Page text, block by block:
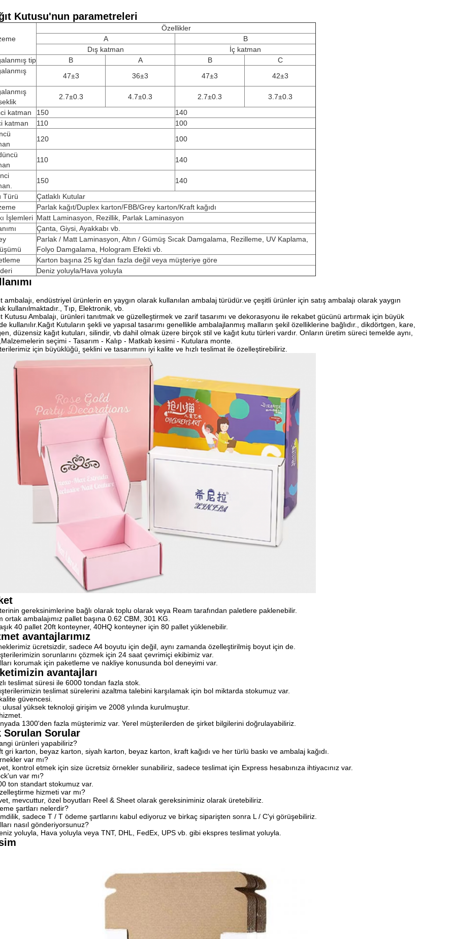
Kutusu'nun parametreleri
Özellikler
A
B
Dış katman
İç katman
tip
B A B
C
47±3 36±3 47±3
42±3
2.7±0.3 4.7±0.3 2.7±0.3
3.7±0.3
katman
150
140
katman
110
100
120
100
110
140
150
140
Türü
Çatlaklı Kutular
Parlak kağıt/Duplex karton/FBB/Grey karton/Kraft kağıdı
İşlemleri Matt Laminasyon, Rezillik, Parlak Laminasyon
Çanta, Giysi, Ayakkabı vb.
Parlak / Matt Laminasyon, Altın / Gümüş Sıcak Damgalama, Rezilleme, UV Kaplama,
Folyo Damgalama, Hologram Efekti vb.
Karton başına 25 kg'dan fazla değil veya müşteriye göre
Deniz yoluyla/Hava yoluyla
ambalajı, endüstriyel ürünlerin en yaygın olarak kullanılan ambalaj türüdür.ve çeşitli ürünler için satış ambalajı olarak yaygın
kullanılmaktadır., Tıp, Elektronik, vb.
Kutusu Ambalajı, ürünleri tanıtmak ve güzelleştirmek ve zarif tasarımı ve dekorasyonu ile rekabet gücünü artırmak için büyük
kullanılır.Kağıt Kutuların şekli ve yapısal tasarımı genellikle ambalajlanmış malların şekil özelliklerine bağlıdır., dikdörtgen, kare,
düzensiz kağıt kutuları, silindir, vb dahil olmak üzere birçok stil ve kağıt kutu türleri vardır. Onların üretim süreci temelde aynı,
seçimi - Tasarım - Kalıp - Matkab kesimi - Kutulara monte.
için büyüklüğü, şeklini ve tasarımını iyi kalite ve hızlı teslimat ile özelleştirebiliriz.
gereksinimlerine bağlı olarak toplu olarak veya Ream tarafından paletlere paklenebilir.
ortak ambalajımız pallet başına 0.62 CBM, 301 KG.
40 pallet 20ft konteyner, 40HQ konteyner için 80 pallet yüklenebilir.
avantajlarımız
ücretsizdir, sadece A4 boyutu için değil, aynı zamanda özelleştirilmiş boyut için de.
sorunlarını çözmek için 24 saat çevrimiçi ekibimiz var.
korumak için paketleme ve nakliye konusunda bol deneyimi var.
avantajları
teslimat süresi ile 6000 tondan fazla stok.
teslimat sürelerini azaltma talebini karşılamak için bol miktarda stokumuz var.
güvencesi.
ulusal yüksek teknoloji girişim ve 2008 yılında kurulmuştur.
1300'den fazla müşterimiz var. Yerel müşterilerden de şirket bilgilerini doğrulayabiliriz.
Sorulan Sorular
ürünleri yapabiliriz?
gri karton, beyaz karton, siyah karton, beyaz karton, kraft kağıdı ve her türlü baskı ve ambalaj kağıdı.
var mı?
kontrol etmek için size ücretsiz örnekler sunabiliriz, sadece teslimat için Express hesabınıza ihtiyacınız var.
var mı?
ton standart stokumuz var.
hizmeti var mı?
mevcuttur, özel boyutları Reel & Sheet olarak gereksiniminiz olarak üretebiliriz.
şartları nelerdir?
sadece T / T ödeme şartlarını kabul ediyoruz ve birkaç siparişten sonra L / C'yi görüşebiliriz.
nasıl gönderiyorsunuz?
yoluyla, Hava yoluyla veya TNT, DHL, FedEx, UPS vb. gibi ekspres teslimat yoluyla.